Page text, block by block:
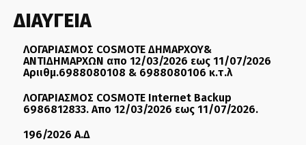
ΔΙΑΥΓΕΙΑ
ΛΟΓΑΡΙΑΣΜΟΣ COSMOTE ΔΗΜΑΡΧΟΥ&
ΑΝΤΙΔΗΜΑΡΧΩΝ απο 12/03/2026 εως 11/07/2026
Αριιθμ.6988080108 & 6988080106 κ.τ.λ
ΛΟΓΑΡΙΑΣΜΟΣ COSMOTE Internet Backup
6986812833. Απο 12/03/2026 εως 11/07/2026.
196/2026 Α.Δ